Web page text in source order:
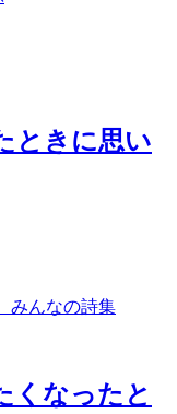
ときに思い
みんなの詩集
くなったと